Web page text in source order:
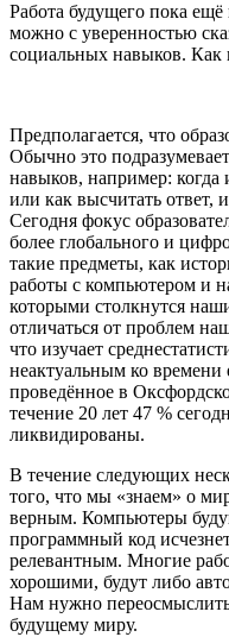
Работа будущего пока
можно с уверенностью
социальных навыков. Как
Предполагается, что
Обычно это
навыков, например:
или как высчитать ответ,
Сегодня фокус
более глобального и
такие предметы, как
работы с компьютером и
которыми столкнутся
отличаться от проблем
что изучает
неактуальным ко времени
проведённое в
течение 20 лет 47 %
ликвидированы.
В течение следующих
того, что мы «знаем» о
верным. Компьютеры
программный код
релевантным. Многие
хорошими, будут либо
Нам нужно
будущему миру.